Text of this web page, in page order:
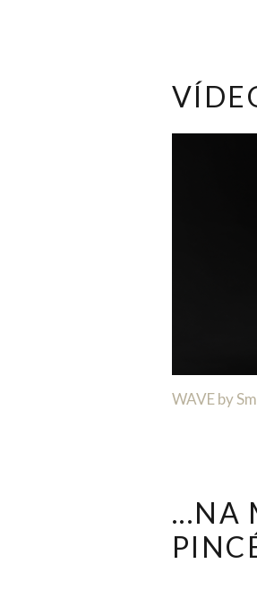
WAVE by
...NA